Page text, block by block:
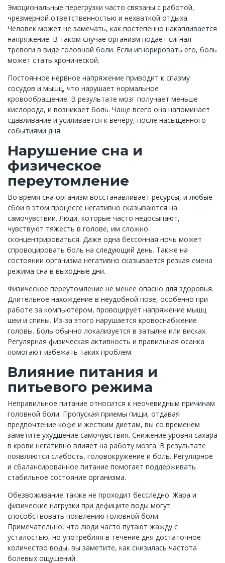
Эмоциональные перегрузки часто связаны с работой,
чрезмерной ответственностью и нехваткой отдыха.
Человек может не замечать, как постепенно накапливается
напряжение. В таком случае организм подает сигнал
тревоги в виде головной боли. Если игнорировать его, боль
может стать хронической.
Постоянное нервное напряжение приводит к спазму
сосудов и мышц, что нарушает нормальное
кровообращение. В результате мозг получает меньше
кислорода, и возникает боль. Чаще всего она напоминает
сдавливание и усиливается к вечеру, после насыщенного
событиями дня.
Нарушение сна и
физическое
переутомление
Во время сна организм восстанавливает ресурсы, и любые
сбои в этом процессе негативно сказываются на
самочувствии. Люди, которые часто недосыпают,
чувствуют тяжесть в голове, им сложно
сконцентрироваться. Даже одна бессонная ночь может
спровоцировать боль на следующий день. Также на
состоянии организма негативно сказывается резкая смена
режима сна в выходные дни.
Физическое переутомление не менее опасно для здоровья.
Длительное нахождение в неудобной позе, особенно при
работе за компьютером, провоцирует напряжение мышц
шеи и спины. Из-за этого нарушается кровоснабжение
головы. Боль обычно локализуется в затылке или висках.
Регулярная физическая активность и правильная осанка
помогают избежать таких проблем.
Влияние питания и
питьевого режима
Неправильное питание относится к неочевидным причинам
головной боли. Пропуская приемы пищи, отдавая
предпочтение кофе и жестким диетам, вы со временем
заметите ухудшение самочувствия. Снижение уровня сахара
в крови негативно влияет на работу мозга. В результате
появляются слабость, головокружение и боль. Регулярное
и сбалансированное питание помогает поддерживать
стабильное состояние организма.
Обезвоживание также не проходит бесследно. Жара и
физические нагрузки при дефиците воды могут
способствовать появлению головной боли.
Примечательно, что люди часто путают жажду с
усталостью, но употребляя в течение дня достаточное
количество воды, вы заметите, как снизилась частота
болевых ощущений.